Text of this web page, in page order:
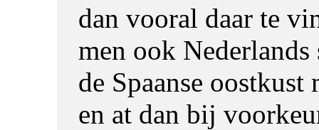
dan vooral daar te
men ook Nederlands
de Spaanse oostkust
en at dan bij